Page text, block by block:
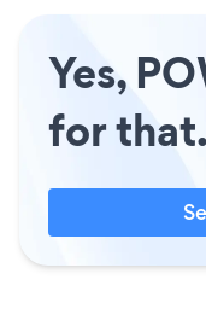
Yes,
for that.